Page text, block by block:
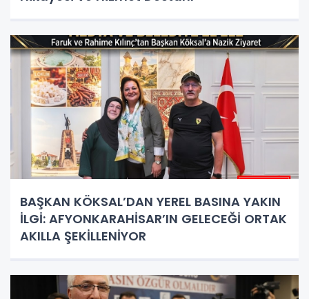
BAŞKAN KÖKSAL’DAN YEREL BASINA YAKIN
İLGİ: AFYONKARAHİSAR’IN GELECEĞİ ORTAK
AKILLA ŞEKİLLENİYOR